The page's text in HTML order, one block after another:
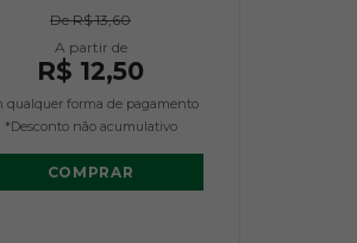
DeR$ 13,60
R$ 12,50
qualquer forma de pagamento
*Desconto não acumulativo
COMPRAR